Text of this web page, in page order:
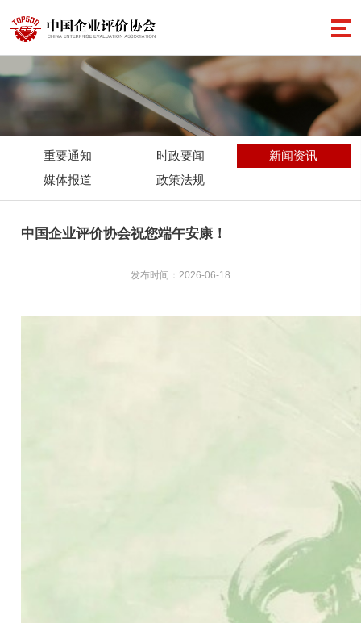
重要通知 时政要闻
新闻资讯
媒体报道
政策法规
中国企业评价协会祝您端午安康！
发布时间：2026-06-18